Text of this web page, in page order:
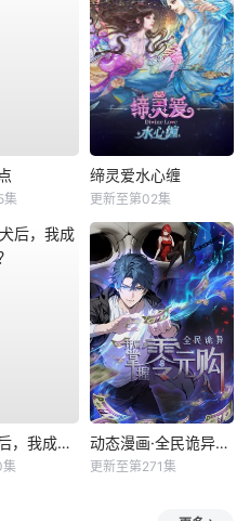
集
缔灵爱水心缠
更新至第02集
重生警犬后，我成了名侦探？ 动态漫画·全民诡异：开局掌握零元购
更新至第271集